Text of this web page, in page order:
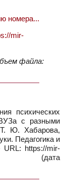
номера...
mir-
файла:
психических
с разными
Ю. Хабарова,
Педагогика и
https://mir-
(дата